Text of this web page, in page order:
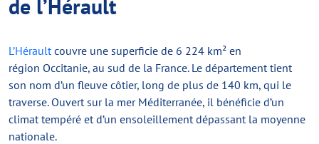
de l’Hérault
L’Héraultcouvre une superficie de 6 224 km² en
région Occitanie, au sud de la France. Le département tient
son nom d’un fleuve côtier, long de plus de 140 km, qui le
traverse. Ouvert sur la mer Méditerranée, il bénéficie d’un
climat tempéré et d’un ensoleillement dépassant la moyenne
nationale.